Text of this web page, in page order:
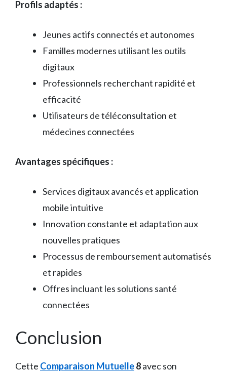
Profils adaptés :
Jeunes actifs connectés et autonomes
Familles modernes utilisant les outils
digitaux
Professionnels recherchant rapidité et
efficacité
Utilisateurs de téléconsultation et
médecines connectées
Avantages spécifiques :
Services digitaux avancés et application
mobile intuitive
Innovation constante et adaptation aux
nouvelles pratiques
Processus de remboursement automatisés
et rapides
Offres incluant les solutions santé
connectées
Conclusion
Cette Comparaison Mutuelle8avec son